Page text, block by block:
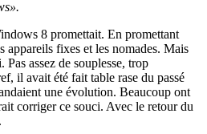
8 promettait. En promettant
appareils fixes et les nomades. Mais
Pas assez de souplesse, trop
il avait été fait table rase du passé
une évolution. Beaucoup ont
corriger ce souci. Avec le retour du